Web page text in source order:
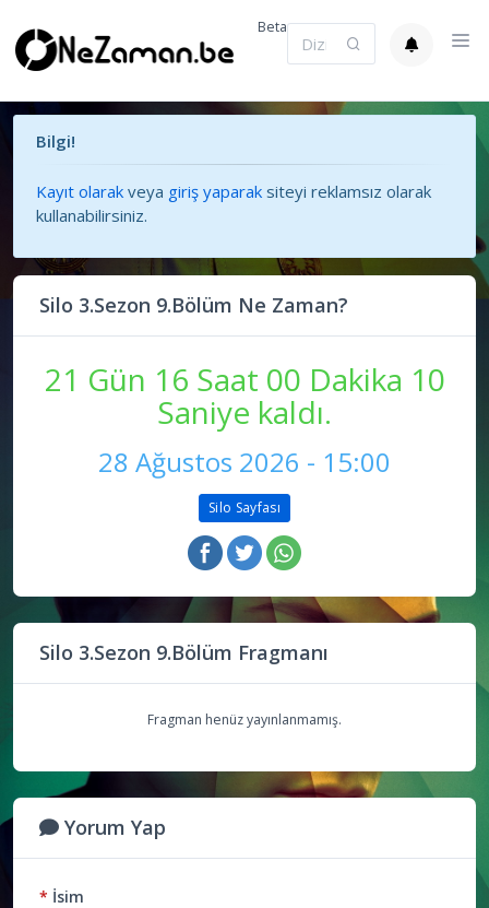
Beta
Bilgi!
Kayıt olarak veya giriş yaparak siteyi reklamsız olarak
kullanabilirsiniz.
Silo 3.Sezon 9.Bölüm Ne Zaman?
21 Gün 16 Saat 00 Dakika 10
Saniye kaldı.
28 Ağustos 2026 - 15:00
Silo Sayfası
Silo 3.Sezon 9.Bölüm Fragmanı
Fragman henüz yayınlanmamış.
Yorum Yap
* İsim